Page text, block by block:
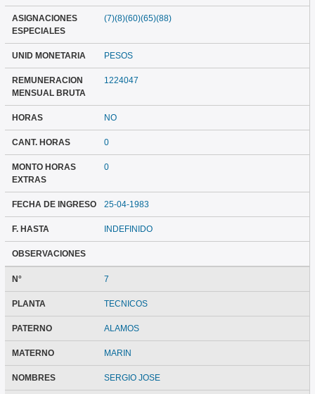
ASIGNACIONES
ESPECIALES
(7)(8)(60)(65)(88)
UNID MONETARIA PESOS
REMUNERACION
MENSUAL BRUTA
1224047
HORAS NO
CANT. HORAS 0
MONTO HORAS
EXTRAS
0
FECHA DE INGRESO 25-04-1983
F. HASTA INDEFINIDO
OBSERVACIONES
N° 7
PLANTA TECNICOS
PATERNO ALAMOS
MATERNO MARIN
NOMBRES SERGIO JOSE